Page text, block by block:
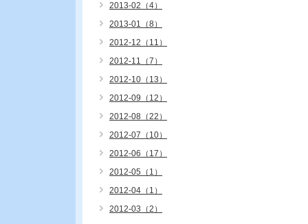
2013-02（4）
2013-01（8）
2012-12（11）
2012-11（7）
2012-10（13）
2012-09（12）
2012-08（22）
2012-07（10）
2012-06（17）
2012-05（1）
2012-04（1）
2012-03（2）